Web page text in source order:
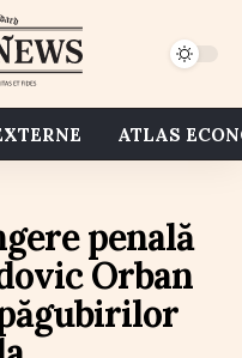
ATLAS
penală
Orban